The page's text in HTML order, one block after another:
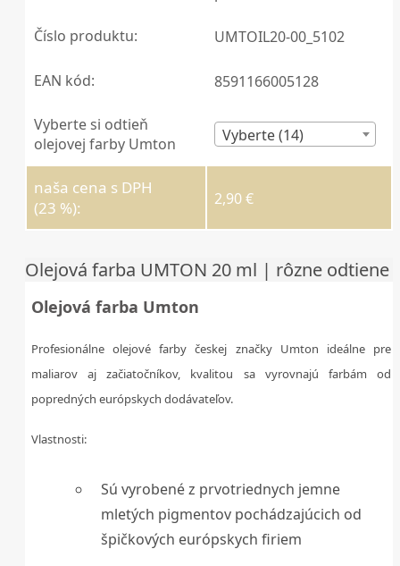
Číslo produktu: UMTOIL20-00_5102
EAN kód: 8591166005128
Vyberte si odtieň
olejovej farby Umton
Vyberte (14)
naša cena s DPH
(23 %):
2,90 €
Olejová farba UMTON 20 ml | rôzne odtiene
Olejová farba Umton
Profesionálne olejové farby českej značky Umton ideálne pre
maliarov aj začiatočníkov, kvalitou sa vyrovnajú farbám od
popredných európskych dodávateľov.
Vlastnosti:
Sú vyrobené z prvotriednych jemne
mletých pigmentov pochádzajúcich od
špičkových európskych firiem